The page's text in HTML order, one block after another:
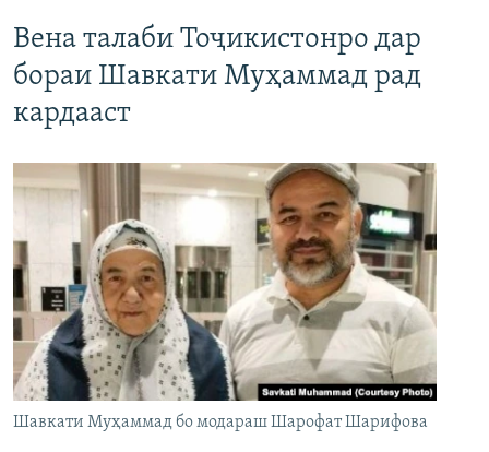
Вена талаби Тоҷикистонро дар
бораи Шавкати Муҳаммад рад
кардааст
Шавкати Муҳаммад бо модараш Шарофат Шарифова